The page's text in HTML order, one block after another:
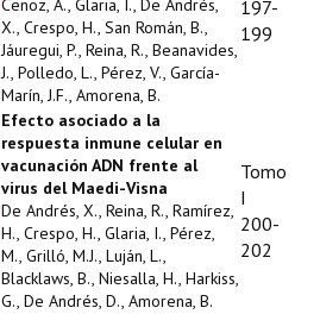
Cenoz, A., Glaria, I., De Andrés,
X., Crespo, H., San Román, B.,
Jáuregui, P., Reina, R., Beanavides,
J., Polledo, L., Pérez, V., García-
Marín, J.F., Amorena, B.
197-
199
Efecto asociado a la
respuesta inmune celular en
vacunación ADN frente al
virus del Maedi-Visna
De Andrés, X., Reina, R., Ramírez,
H., Crespo, H., Glaria, I., Pérez,
M., Grilló, M.J., Luján, L.,
Blacklaws, B., Niesalla, H., Harkiss,
G., De Andrés, D., Amorena, B.
Tomo
I
200-
202